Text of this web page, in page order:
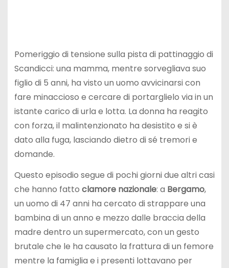
Pomeriggio di tensione sulla pista di pattinaggio di
Scandicci: una mamma, mentre sorvegliava suo
figlio di 5 anni, ha visto un uomo avvicinarsi con
fare minaccioso e cercare di portarglielo via in un
istante carico di urla e lotta. La donna ha reagito
con forza, il malintenzionato ha desistito e si è
dato alla fuga, lasciando dietro di sé tremori e
domande.
Questo episodio segue di pochi giorni due altri casi
che hanno fatto clamore nazionale: a Bergamo,
un uomo di 47 anni ha cercato di strappare una
bambina di un anno e mezzo dalle braccia della
madre dentro un supermercato, con un gesto
brutale che le ha causato la frattura di un femore
mentre la famiglia e i presenti lottavano per